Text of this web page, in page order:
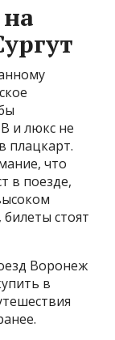
и люкс не
плацкарт.
что
в поезде,
стоят
Воронеж
в